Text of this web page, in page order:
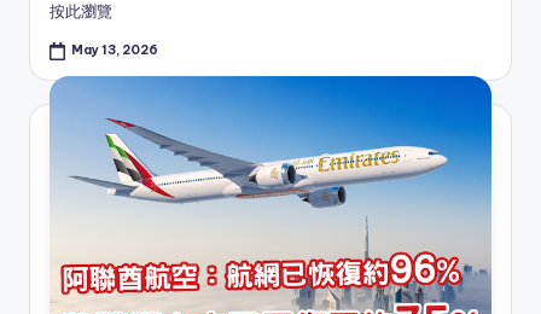
按此瀏覽
May 13, 2026